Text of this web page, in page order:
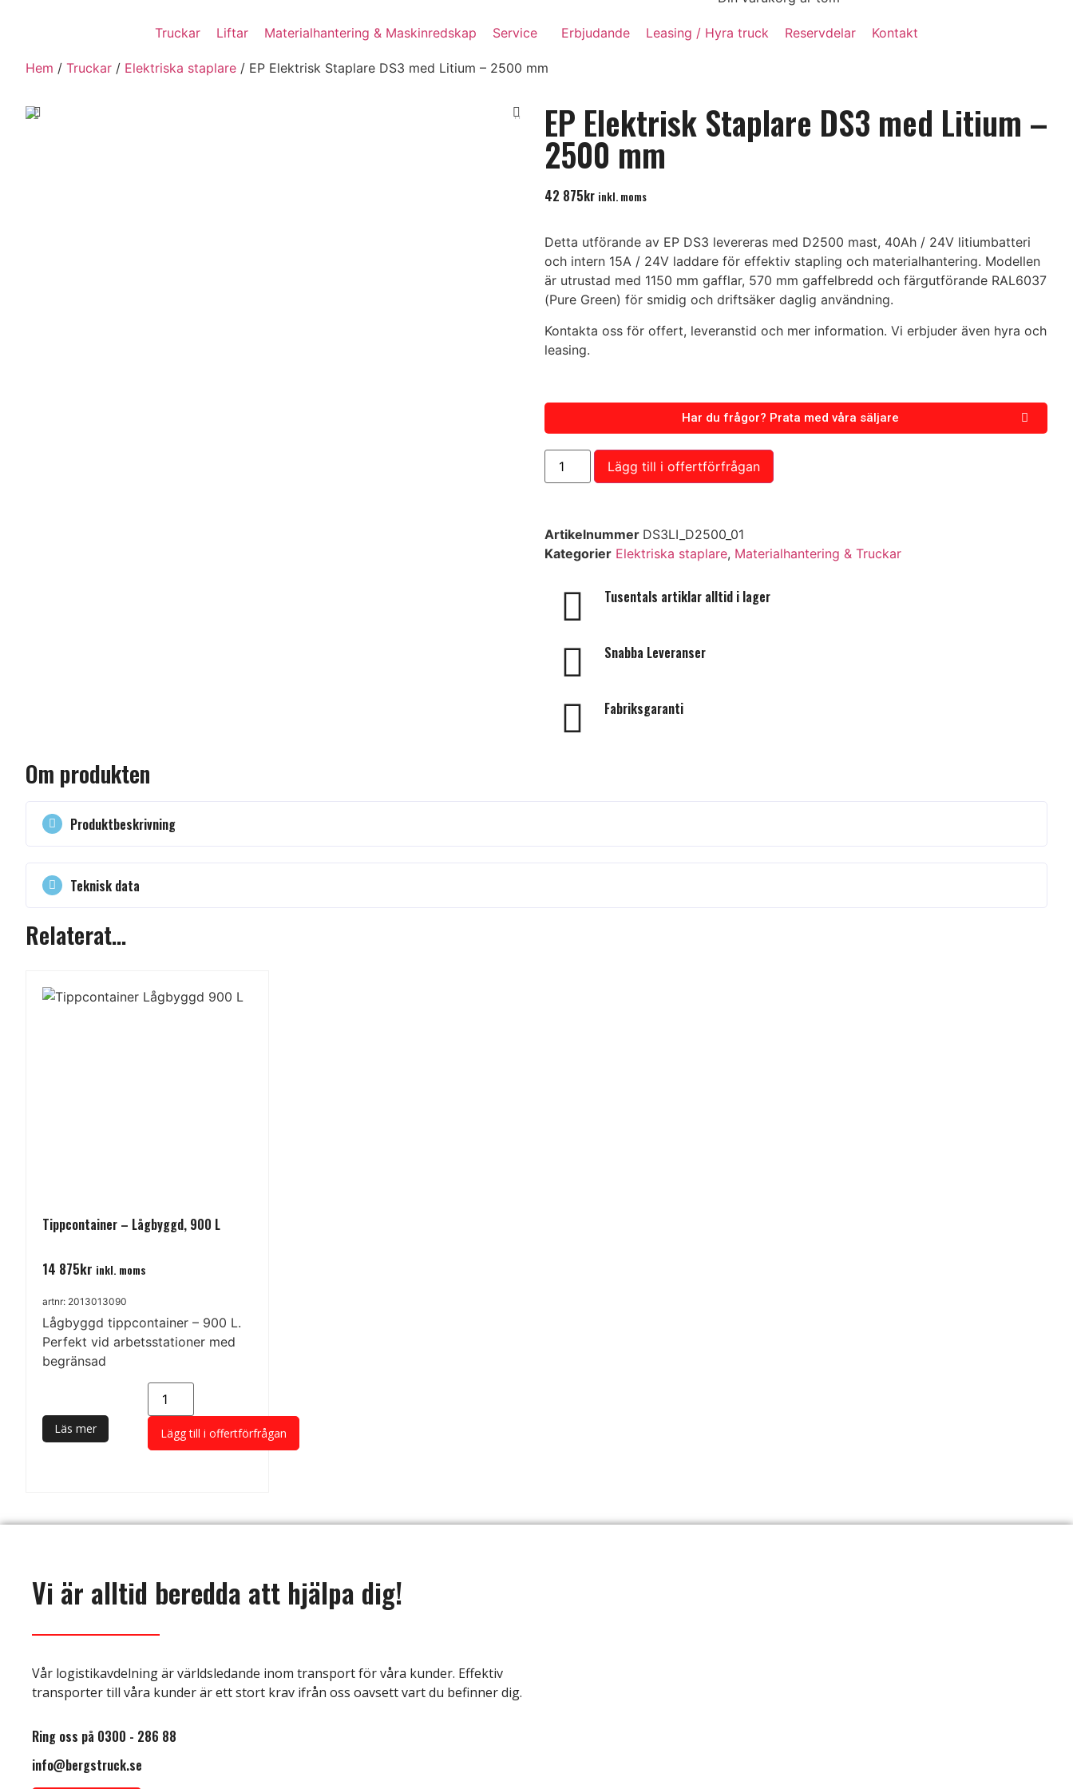
Truckar Liftar Materialhantering & Maskinredskap Service Erbjudande Leasing / Hyra truck Reservdelar Kontakt
Hem / Truckar / Elektriska staplare / EP Elektrisk Staplare DS3 med Litium – 2500 mm
EP Elektrisk Staplare DS3 med Litium –
2500 mm
42 875kr inkl. moms
Detta utförande av EP DS3 levereras med D2500 mast, 40Ah / 24V litiumbatteri
och intern 15A / 24V laddare för effektiv stapling och materialhantering. Modellen
är utrustad med 1150 mm gafflar, 570 mm gaffelbredd och färgutförande RAL6037
(Pure Green) för smidig och driftsäker daglig användning.
Kontakta oss för offert, leveranstid och mer information. Vi erbjuder även hyra och
leasing.
Har du frågor? Prata med våra säljare
Lägg till i offertförfrågan
Artikelnummer DS3LI_D2500_01
Kategorier Elektriska staplare, Materialhantering & Truckar
Tusentals artiklar alltid i lager
Snabba Leveranser
Fabriksgaranti
Om produkten
Produktbeskrivning
Teknisk data
Relaterat...
Tippcontainer – Lågbyggd, 900 L
14 875kr inkl. moms
artnr: 2013013090
Lågbyggd tippcontainer – 900 L.
Perfekt vid arbetsstationer med
begränsad
Läs mer Lägg till i offertförfrågan
Vi är alltid beredda att hjälpa dig!
Vår logistikavdelning är världsledande inom transport för våra kunder. Effektiv
transporter till våra kunder är ett stort krav ifrån oss oavsett vart du befinner dig.
Ring oss på 0300 - 286 88
info@bergstruck.se
Behöver du hjälp? Kontakta vår kundtjänst!